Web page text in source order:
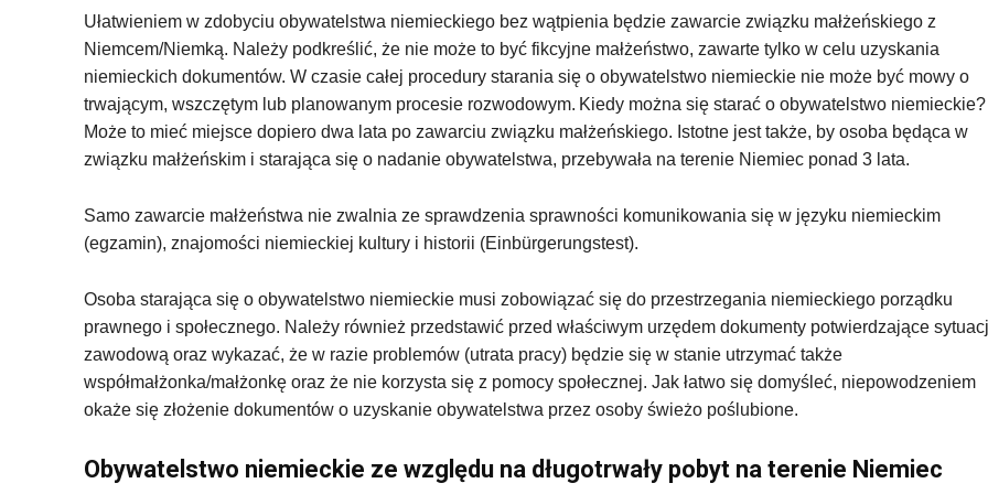
Ułatwieniem w zdobyciu obywatelstwa niemieckiego bez wątpienia będzie zawarcie związku małżeńskiego z
Niemcem/Niemką. Należy podkreślić, że nie może to być fikcyjne małżeństwo, zawarte tylko w celu uzyskania
niemieckich dokumentów. W czasie całej procedury starania się o obywatelstwo niemieckie nie może być mowy o
trwającym, wszczętym lub planowanym procesie rozwodowym. Kiedy można się starać o obywatelstwo niemieckie?
Może to mieć miejsce dopiero dwa lata po zawarciu związku małżeńskiego. Istotne jest także, by osoba będąca w
związku małżeńskim i starająca się o nadanie obywatelstwa, przebywała na terenie Niemiec ponad 3 lata.
Samo zawarcie małżeństwa nie zwalnia ze sprawdzenia sprawności komunikowania się w języku niemieckim
(egzamin), znajomości niemieckiej kultury i historii (Einbürgerungstest).
Osoba starająca się o obywatelstwo niemieckie musi zobowiązać się do przestrzegania niemieckiego porządku
prawnego i społecznego. Należy również przedstawić przed właściwym urzędem dokumenty potwierdzające
zawodową oraz wykazać, że w razie problemów (utrata pracy) będzie się w stanie utrzymać także
współmałżonka/małżonkę oraz że nie korzysta się z pomocy społecznej. Jak łatwo się domyśleć, niepowodzeniem
okaże się złożenie dokumentów o uzyskanie obywatelstwa przez osoby świeżo poślubione.
Obywatelstwo niemieckie ze względu na długotrwały pobyt na terenie Niemiec